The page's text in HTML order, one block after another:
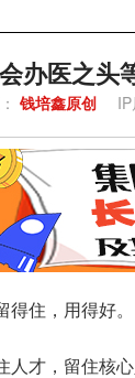
办医之头
钱培鑫原创
住，用得好。
才，留住核心